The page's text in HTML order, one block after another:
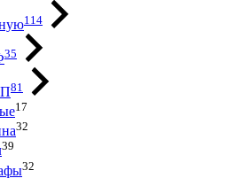
114
35
81
17
32
39
32